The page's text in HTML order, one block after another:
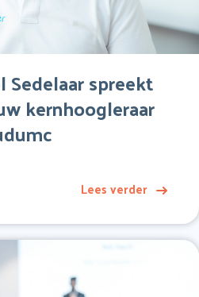
Sedelaar spreekt
kernhoogleraar
Lees verder